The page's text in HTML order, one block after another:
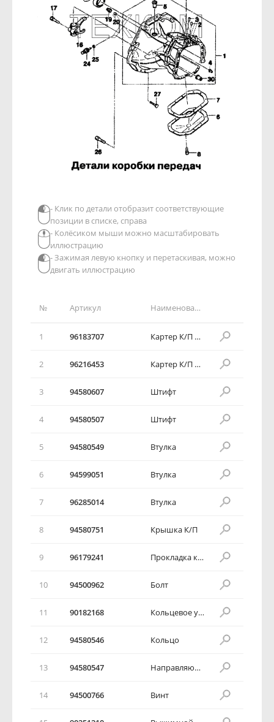
№ Артикул Наименование детали
1 96183707 Картер К/П в сборе
2 96216453 Картер К/П в сборе
3 94580607 Штифт
4 94580507 Штифт
5 94580549 Втулка
6 94599051 Втулка
7 96285014 Втулка
8 94580751 Крышка К/П
9 96179241 Прокладка крышки дифференциала
10 94500962 Болт
11 90182168 Кольцевое уплотнение
12 94580546 Кольцо
13 94580547 Направляющая втулка
14 94500766 Винт
- Клик по детали отобразит соответствующие
позиции в списке, справа
- Колёсиком мыши можно масштабировать
иллюстрацию
- Зажимая левую кнопку и перетаскивая, можно
двигать иллюстрацию